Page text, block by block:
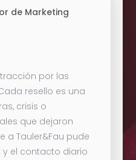
de Marketing
por las
resello es una
crisis o
que dejaron
a Tauler&Fau pude
el contacto diario